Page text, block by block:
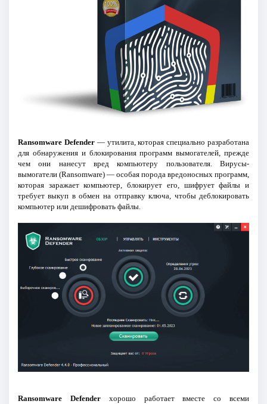
Ransomware Defender— утилита, которая специально разработана
для обнаружения и блокирования программ вымогателей, прежде
чем они нанесут вред компьютеру пользователя. Вирусы-
вымогатели (Ransomware) — особая порода вредоносных программ,
которая заражает компьютер, блокирует его, шифрует файлы и
требует выкуп в обмен на отправку ключа, чтобы деблокировать
компьютер или дешифровать файлы.
Ransomware Defenderхорошо работает вместе со всеми